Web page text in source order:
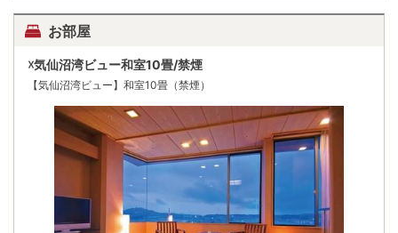
お部屋
☓気仙沼湾ビュー和室10畳/禁煙
【気仙沼湾ビュー】和室10畳（禁煙）